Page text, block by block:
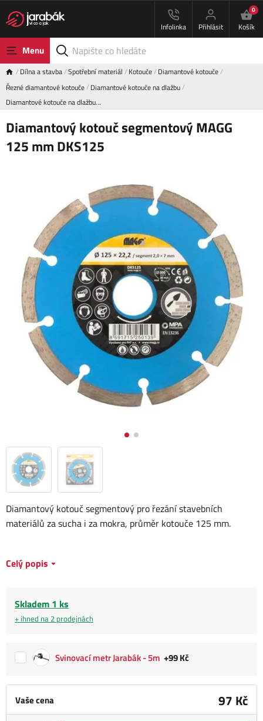
Infolinka Přihlásit
0
Košík
Menu
Dílna a stavba Spotřební materiál Kotouče Diamantové kotouče
Řezné diamantové kotouče Diamantové kotouče na dlažbu
Diamantové kotouče na dlažbu…
Diamantový kotouč segmentový MAGG
125 mm DKS125
Vaše cena 97 Kč
Diamantový kotouč segmentový pro řezání stavebních
materiálů za sucha i za mokra, průměr kotouče 125 mm.
Celý popis
Skladem 1 ks
+ ihned na 2 prodejnách
Svinovací metr Jarabák - 5m +99 Kč